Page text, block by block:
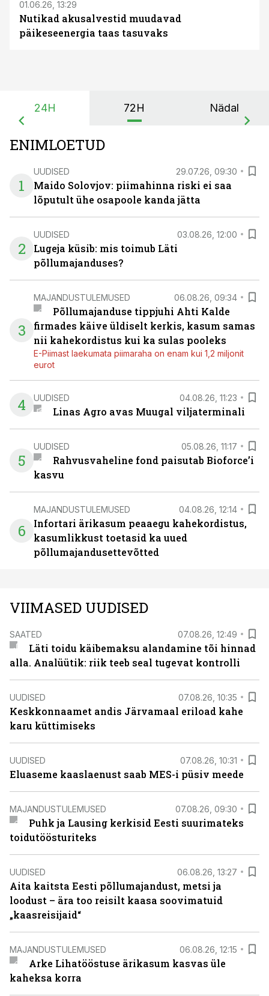
01.06.26, 13:29
Nutikad akusalvestid muudavad
päikeseenergia taas tasuvaks
24H 72H Nädal
ENIMLOETUD
1
UUDISED 29.07.26, 09:30
Maido Solovjov: piimahinna riski ei saa
lõputult ühe osapoole kanda jätta
2
UUDISED 03.08.26, 12:00
Lugeja küsib: mis toimub Läti
põllumajanduses?
3
MAJANDUSTULEMUSED 06.08.26, 09:34
Põllumajanduse tippjuhi Ahti Kalde
firmades käive üldiselt kerkis, kasum samas
nii kahekordistus kui ka sulas pooleks
E-Piimast laekumata piimaraha on enam kui 1,2 miljonit
eurot
4 UUDISED 04.08.26, 11:23
Linas Agro avas Muugal viljaterminali
5
UUDISED 05.08.26, 11:17
Rahvusvaheline fond paisutab Bioforce’i
kasvu
6
MAJANDUSTULEMUSED 04.08.26, 12:14
Infortari ärikasum peaaegu kahekordistus,
kasumlikkust toetasid ka uued
põllumajandusettevõtted
VIIMASED UUDISED
SAATED 07.08.26, 12:49
Läti toidu käibemaksu alandamine tõi hinnad
alla. Analüütik: riik teeb seal tugevat kontrolli
UUDISED 07.08.26, 10:35
Keskkonnaamet andis Järvamaal eriload kahe
karu küttimiseks
UUDISED 07.08.26, 10:31
Eluaseme kaaslaenust saab MES-i püsiv meede
MAJANDUSTULEMUSED 07.08.26, 09:30
Puhk ja Lausing kerkisid Eesti suurimateks
toidutöösturiteks
UUDISED 06.08.26, 13:27
Aita kaitsta Eesti põllumajandust, metsi ja
loodust – ära too reisilt kaasa soovimatuid
„kaasreisijaid“
MAJANDUSTULEMUSED 06.08.26, 12:15
Arke Lihatööstuse ärikasum kasvas üle
kaheksa korra